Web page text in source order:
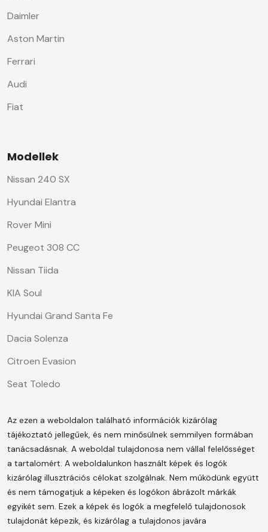
Daimler
Aston Martin
Ferrari
Audi
Fiat
Modellek
Nissan 240 SX
Hyundai Elantra
Rover Mini
Peugeot 308 CC
Nissan Tiida
KIA Soul
Hyundai Grand Santa Fe
Dacia Solenza
Citroen Evasion
Seat Toledo
Az ezen a weboldalon található információk kizárólag
tájékoztató jellegűek, és nem minősülnek semmilyen formában
tanácsadásnak. A weboldal tulajdonosa nem vállal felelősséget
a tartalomért. A weboldalunkon használt képek és logók
kizárólag illusztrációs célokat szolgálnak. Nem működünk együtt
és nem támogatjuk a képeken és logókon ábrázolt márkák
egyikét sem. Ezek a képek és logók a megfelelő tulajdonosok
tulajdonát képezik, és kizárólag a tulajdonos javára